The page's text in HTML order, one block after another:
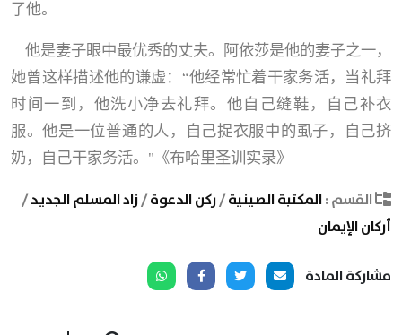
了他。
他是妻子眼中最优秀的丈夫。阿依莎是他的妻子之一，
她曾这样描述他的谦虚： “他经常忙着干家务活，当礼拜
时间一到，他洗小净去礼拜。他自己缝鞋，自己补衣
服。他是一位普通的人，自己捉衣服中的虱子，自己挤
奶，自己干家务活。 " 《布哈里圣训实录》
القسم :المكتبة الصينية/ركن الدعوة/زاد المسلم الجديد/
أركان الإيمان
مشاركة المادة